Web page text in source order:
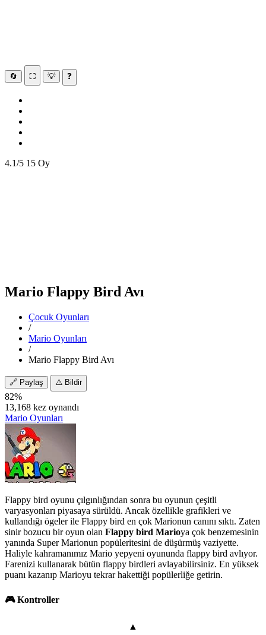
🔄 ⛶ 💡 ❓
4.1/5 15 Oy
Mario Flappy Bird Avı
Çocuk Oyunları
/
Mario Oyunları
/
Mario Flappy Bird Avı
🔗 Paylaş ⚠️ Bildir
82%
13,168 kez oynandı
Mario Oyunları
Flappy bird oyunu çılgınlığından sonra bu oyunun çeşitli
varyasyonları piyasaya sürüldü. Ancak özellikle grafikleri ve
kullandığı ögeler ile Flappy bird en çok Marionun canını sıktı. Zaten
sinir bozucu bir oyun olan Flappy bird Marioya çok benzemesinin
yanında Super Marionun popüleritesini de düşürmüş vaziyette.
Haliyle kahramanımız Mario yepyeni oyununda flappy bird avlıyor.
Farenizi kullanarak bütün flappy birdleri avlayabilirsiniz. En yüksek
puanı kazanıp Marioyu tekrar hakettiği popülerliğe getirin.
🎮 Kontroller
▲